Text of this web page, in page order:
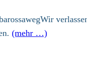
Wir
(mehr …)